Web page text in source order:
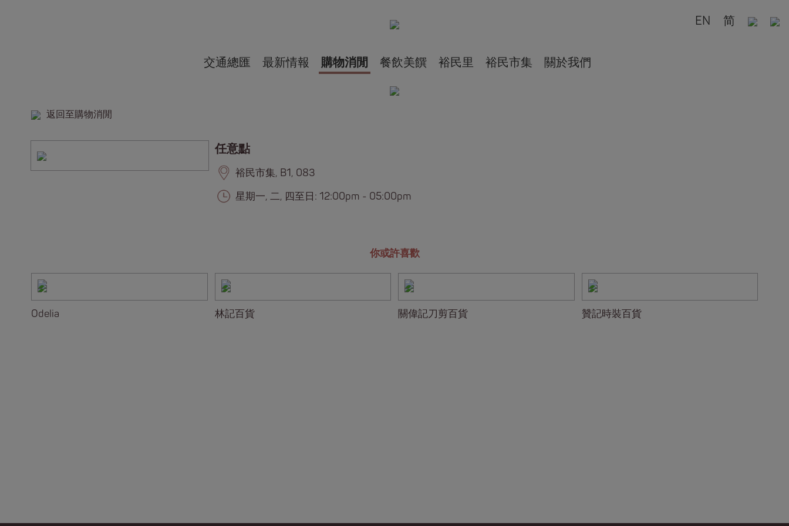
EN 简
交通總匯 最新情報 購物消閒 餐飲美饌 裕民里 裕民市集 關於我們
返回至購物消閒
任意點
裕民市集, B1, 083
星期一, 二, 四至日: 12:00pm - 05:00pm
你或許喜歡
Odelia 林記百貨 關偉記刀剪百貨 贊記時裝百貨